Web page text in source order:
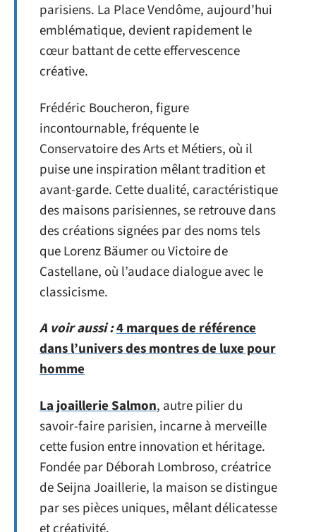
parisiens. La Place Vendôme, aujourd’hui
emblématique, devient rapidement le
cœur battant de cette effervescence
créative.
Frédéric Boucheron, figure
incontournable, fréquente le
Conservatoire des Arts et Métiers, où il
puise une inspiration mêlant tradition et
avant-garde. Cette dualité, caractéristique
des maisons parisiennes, se retrouve dans
des créations signées par des noms tels
que Lorenz Bäumer ou Victoire de
Castellane, où l’audace dialogue avec le
classicisme.
A voir aussi :4 marques de référence
dans l’univers des montres de luxe pour
homme
La joaillerie Salmon, autre pilier du
savoir-faire parisien, incarne à merveille
cette fusion entre innovation et héritage.
Fondée par Déborah Lombroso, créatrice
de Seijna Joaillerie, la maison se distingue
par ses pièces uniques, mêlant délicatesse